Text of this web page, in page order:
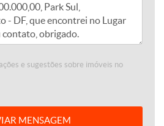
e sugestões sobre imóveis no
MENSAGEM